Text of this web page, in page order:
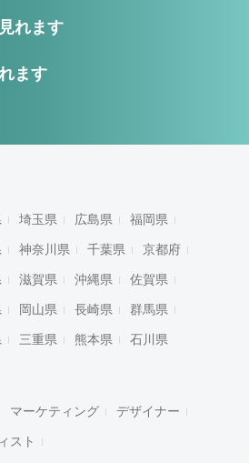
れます
ます
埼玉県 広島県 福岡県
神奈川県 千葉県 京都府
滋賀県 沖縄県 佐賀県
岡山県 長崎県 群馬県
三重県 熊本県 石川県
マーケティング デザイナー
スト